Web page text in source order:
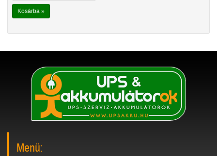
Kosárba »
Menü: